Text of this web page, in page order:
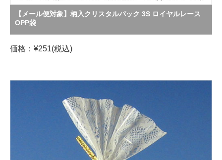
【メール便対象】柄入クリスタルパック 3S ロイヤルレース
OPP袋
価格：¥251(税込)